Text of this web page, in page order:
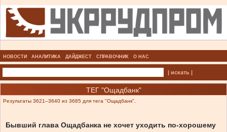
НОВОСТИ АНАЛИТИКА ДАЙДЖЕСТ СПРАВОЧНИК О НАС
| искать |
ТЕГ "Ощадбанк"
Результаты 3621–3640 из 3685 для тега "Ощадбанк".
Бывший глава Ощадбанка не хочет уходить по-хорошему